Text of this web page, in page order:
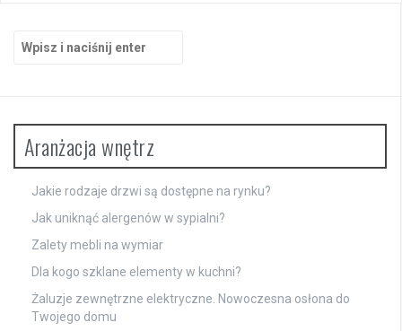
Szukaj:
Aranżacja wnętrz
Jakie rodzaje drzwi są dostępne na rynku?
Jak uniknąć alergenów w sypialni?
Zalety mebli na wymiar
Dla kogo szklane elementy w kuchni?
Żaluzje zewnętrzne elektryczne. Nowoczesna osłona do
Twojego domu